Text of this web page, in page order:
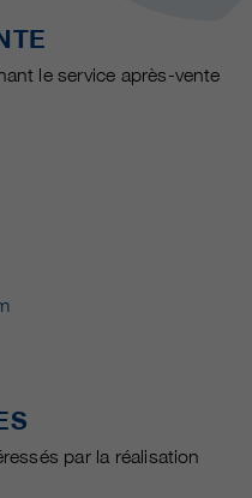
le service après-vente
par la réalisation